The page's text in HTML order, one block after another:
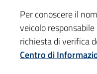
Per conoscere il
veicolo
richiesta di verifica
Centro di